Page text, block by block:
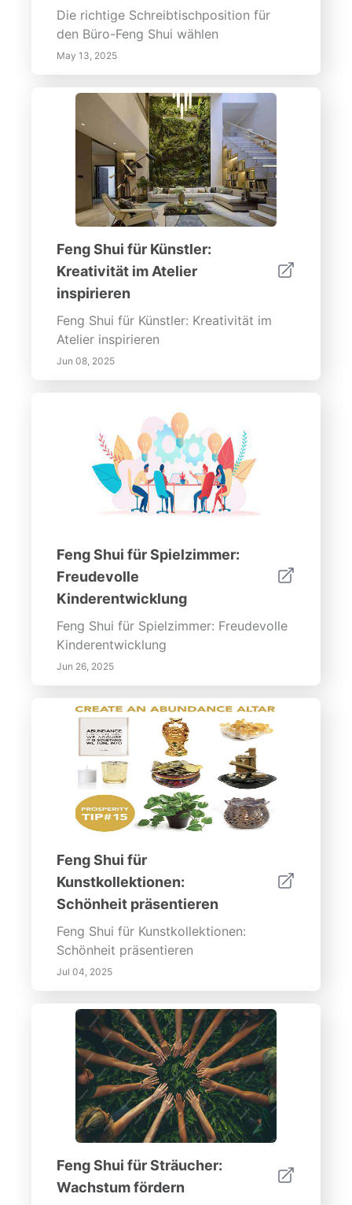
Schönheit und Funktionalität Ihrer
Außenräume steigern können.
Die richtige Schreibtischposition für
den Büro-Feng Shui wählen
May 13, 2025
Feng Shui für Künstler:
Kreativität im Atelier
inspirieren
Feng Shui für Künstler: Kreativität im
Atelier inspirieren
Jun 08, 2025
Feng Shui für Spielzimmer:
Freudevolle
Kinderentwicklung
Feng Shui für Spielzimmer: Freudevolle
Kinderentwicklung
Jun 26, 2025
Feng Shui für
Kunstkollektionen:
Schönheit präsentieren
Feng Shui für Kunstkollektionen:
Schönheit präsentieren
Jul 04, 2025
Feng Shui für Sträucher:
Wachstum fördern